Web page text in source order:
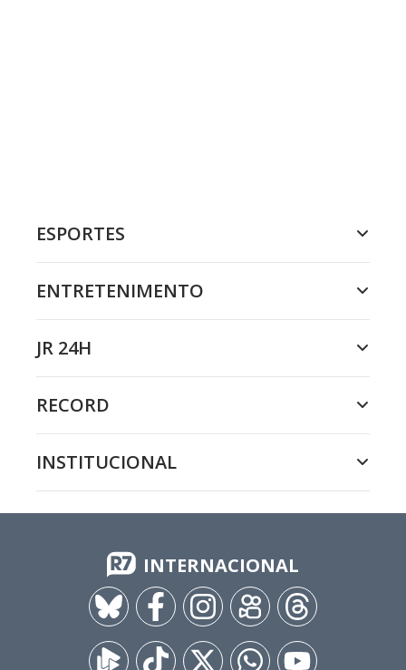
ESPORTES
ENTRETENIMENTO
JR 24H
RECORD
INSTITUCIONAL
INTERNACIONAL